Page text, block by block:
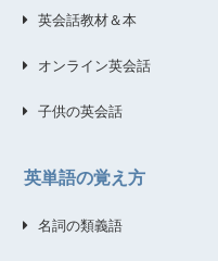
英会話教材＆本
オンライン英会話
子供の英会話
英単語の覚え方
名詞の類義語